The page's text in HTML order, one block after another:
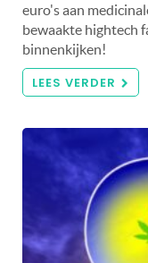
euro's aan
bewaakte hightech
binnenkijken!
LEES VERDER